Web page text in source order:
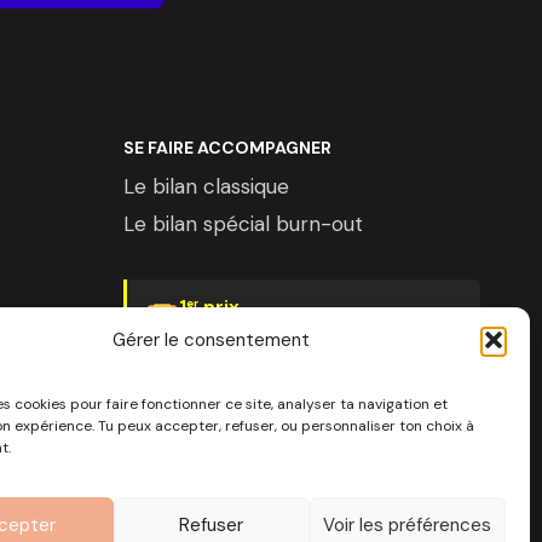
Gérer le consentement
cookies pour faire fonctionner ce site, analyser ta navigation et
expérience. Tu peux accepter, refuser, ou personnaliser ton choix à
Refuser Voir les préférences
SE FAIRE ACCOMPAGNER
Le bilan classique
Le bilan spécial burn-out
1erprix
Psychologies Magazine
890 976 699 00037
d'Azur